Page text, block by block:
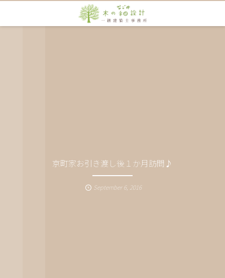
京町家お引き渡し後１か月訪問♪
September 6, 2016